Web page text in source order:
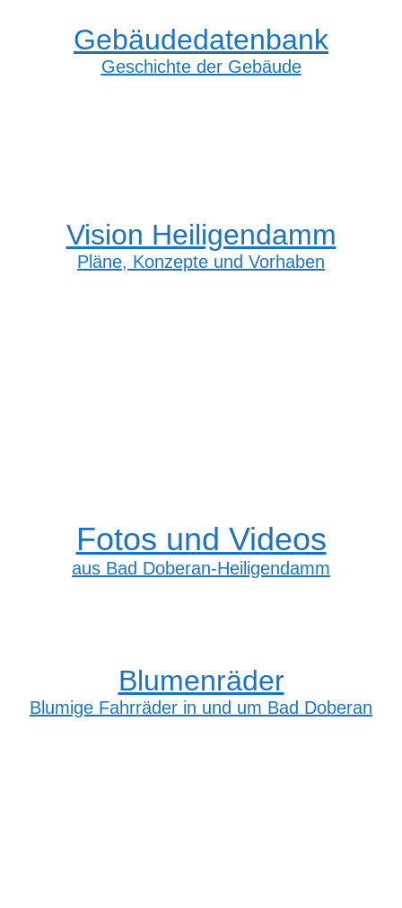
Gebäudedatenbank
Geschichte der Gebäude
Vision Heiligendamm
Pläne, Konzepte und Vorhaben
Fotos und Videos
aus Bad Doberan-Heiligendamm
Blumenräder
Blumige Fahrräder in und um Bad Doberan